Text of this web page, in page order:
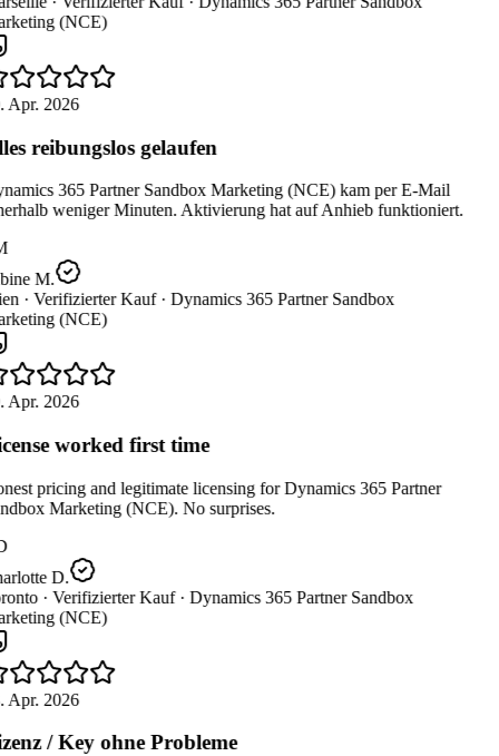
(NCE)
Apr. 2026
reibungslos gelaufen
365 Partner Sandbox Marketing (NCE) kam per E-Mail
weniger Minuten. Aktivierung hat auf Anhieb funktioniert.
M.
· Verifizierter Kauf · Dynamics 365 Partner Sandbox
(NCE)
Apr. 2026
worked first time
pricing and legitimate licensing for Dynamics 365 Partner
Marketing (NCE). No surprises.
D.
· Verifizierter Kauf · Dynamics 365 Partner Sandbox
(NCE)
Apr. 2026
/ Key ohne Probleme